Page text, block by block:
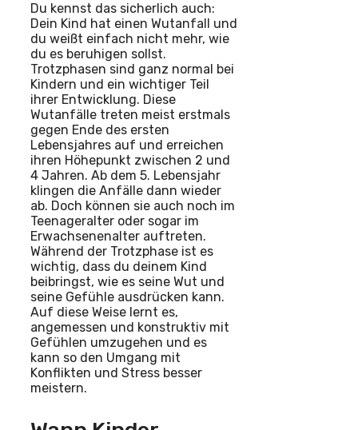
Du kennst das sicherlich auch:
Dein Kind hat einen Wutanfall und
du weißt einfach nicht mehr, wie
du es beruhigen sollst.
Trotzphasen sind ganz normal bei
Kindern und ein wichtiger Teil
ihrer Entwicklung. Diese
Wutanfälle treten meist erstmals
gegen Ende des ersten
Lebensjahres auf und erreichen
ihren Höhepunkt zwischen 2 und
4 Jahren. Ab dem 5. Lebensjahr
klingen die Anfälle dann wieder
ab. Doch können sie auch noch im
Teenageralter oder sogar im
Erwachsenenalter auftreten.
Während der Trotzphase ist es
wichtig, dass du deinem Kind
beibringst, wie es seine Wut und
seine Gefühle ausdrücken kann.
Auf diese Weise lernt es,
angemessen und konstruktiv mit
Gefühlen umzugehen und es
kann so den Umgang mit
Konflikten und Stress besser
meistern.